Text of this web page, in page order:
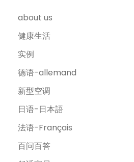
about us
健康生活
实例
德语-allemand
新型空调
日语-日本語
法语-Français
百问百答